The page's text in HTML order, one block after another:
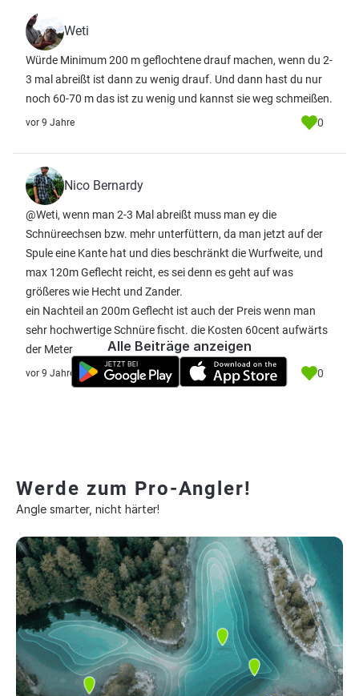
Weti
Würde Minimum 200 m geflochtene drauf machen, wenn du 2-
3 mal abreißt ist dann zu wenig drauf. Und dann hast du nur
noch 60-70 m das ist zu wenig und kannst sie weg schmeißen.
vor 9 Jahre 0
Nico Bernardy
@Weti, wenn man 2-3 Mal abreißt muss man ey die
Schnüreechsen bzw. mehr unterfüttern, da man jetzt auf der
Spule eine Kante hat und dies beschränkt die Wurfweite, und
max 120m Geflecht reicht, es sei denn es geht auf was
größeres wie Hecht und Zander.
ein Nachteil an 200m Geflecht ist auch der Preis wenn man
sehr hochwertige Schnüre fischt. die Kosten 60cent aufwärts
der Meter
vor 9 Jahre 0
Alle Beiträge anzeigen
Werde zum Pro-Angler!
Angle smarter, nicht härter!